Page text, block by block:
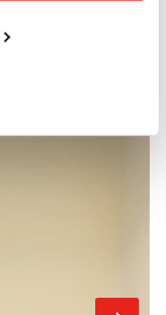
die om mij